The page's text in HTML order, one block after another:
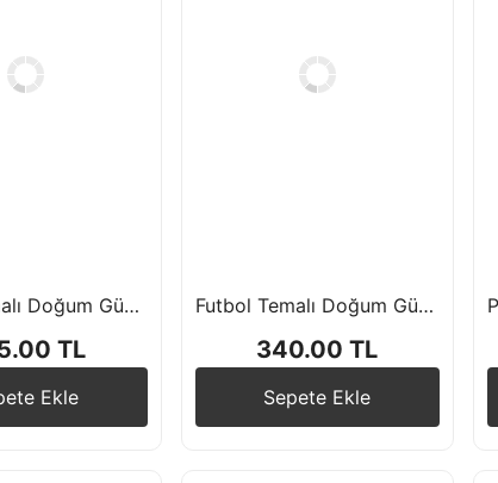
inşaat Temalı Doğum Günü Balon Parti Seti Mixer Vinç Kepçe Folyo Balon Seti Rakam Gold Balon 76 cm
TL
Ekle
Futbol Temalı Doğum Günü Balon Seti Siyah Yeşil Futbol Baskılı Balon Set
340.00 TL
Sepete Ekle